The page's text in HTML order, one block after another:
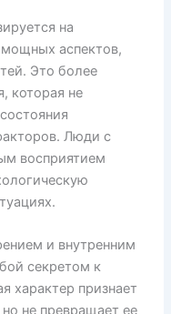
на
аспектов,
Это более
которая не
Люди с
восприятием
и внутренним
секретом к
характер признает
не превращает ее